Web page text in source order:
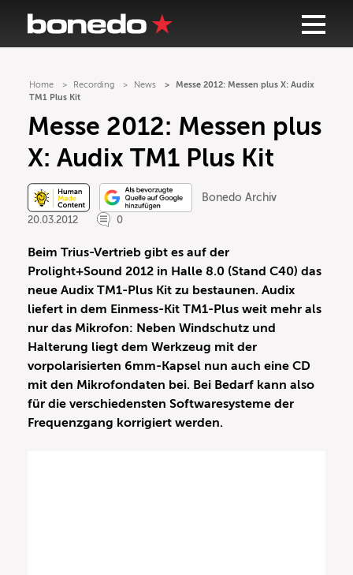
Home Recording News
Messe 2012: Messen plus X: Audix
TM1 Plus Kit
Messe 2012: Messen plus
X: Audix TM1 Plus Kit
Bonedo Archiv
20.03.2012
0
Beim Trius-Vertrieb gibt es auf der
Prolight+Sound 2012 in Halle 8.0 (Stand C40) das
neue Audix TM1-Plus Kit zu bestaunen. Audix
liefert in dem Einmess-Kit TM1-Plus weit mehr als
nur das Mikrofon: Neben Windschutz und
Halterung liegt dem Werkzeug mit der
vorpolarisierten 6mm-Kapsel nun auch eine CD
mit den Mikrofondaten bei. Bei Bedarf kann also
für die verschiedensten Softwaresysteme der
Frequenzgang korrigiert werden.